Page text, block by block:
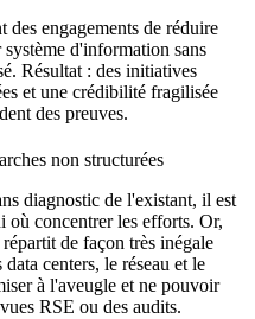
des engagements de réduire
d'information sans
Résultat : des initiatives
et une crédibilité fragilisée
des preuves.
non structurées
diagnostic de l'existant, il est
où concentrer les efforts. Or,
de façon très inégale
centers, le réseau et le
à l'aveugle et ne pouvoir
RSE ou des audits.